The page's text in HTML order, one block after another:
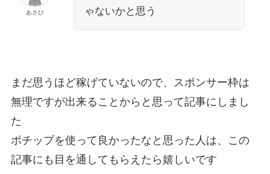
あさひ
ゃないかと思う
まだ思うほど稼げていないので、スポンサー枠は
無理ですが出来ることからと思って記事にしまし
た
ポチップを使って良かったなと思った人は、この
記事にも目を通してもらえたら嬉しいです